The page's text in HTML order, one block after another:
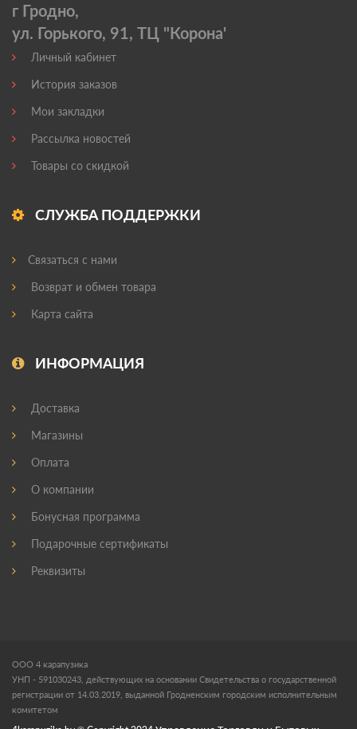
г Гродно,
ул. Горького, 91, ТЦ "Корона'
Личный кабинет
История заказов
Мои закладки
Рассылка новостей
Товары со скидкой
СЛУЖБА ПОДДЕРЖКИ
Связаться с нами
Возврат и обмен товара
Карта сайта
ИНФОРМАЦИЯ
Доставка
Магазины
Оплата
О компании
Бонусная программа
Подарочные сертификаты
Реквизиты
ООО 4 карапузика
УНП - 591030243, действующих на основании Свидетельства о государственной
регистрации от 14.03.2019, выданной Гродненским городским исполнительным
комитетом